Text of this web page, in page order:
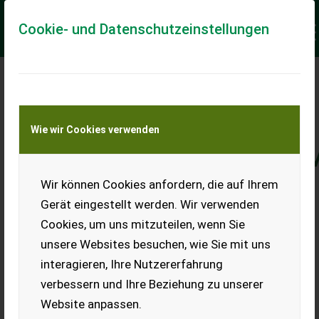
Cookie- und Datenschutzeinstellungen
Wie wir Cookies verwenden
Wir können Cookies anfordern, die auf Ihrem
Gerät eingestellt werden. Wir verwenden
Cookies, um uns mitzuteilen, wenn Sie
unsere Websites besuchen, wie Sie mit uns
interagieren, Ihre Nutzererfahrung
verbessern und Ihre Beziehung zu unserer
Website anpassen.
DIE AKTUELLE
SITUATION AM
„Die Herausforderungen der
kommenden Monate meistern“
Die Gebrauchtmaschinen-Höfe sind nach wie vor (zu)
leer, Kundenanfragen können nicht bedient werden, weil